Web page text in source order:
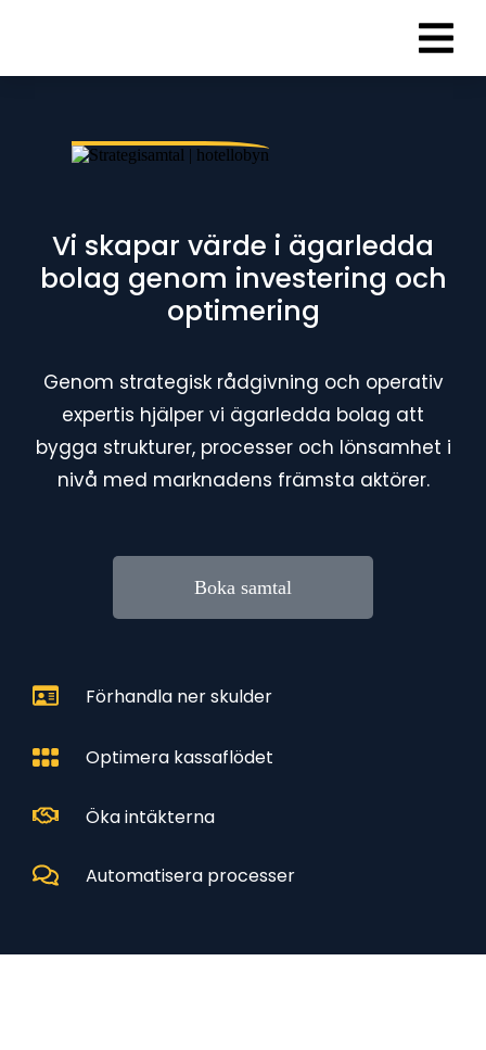
Vi skapar värde i ägarledda
bolag genom investering och
optimering
Genom strategisk rådgivning och operativ
expertis hjälper vi ägarledda bolag att
bygga strukturer, processer och lönsamhet i
nivå med marknadens främsta aktörer.
Boka samtal
Förhandla ner skulder
Optimera kassaflödet
Öka intäkterna
Automatisera processer